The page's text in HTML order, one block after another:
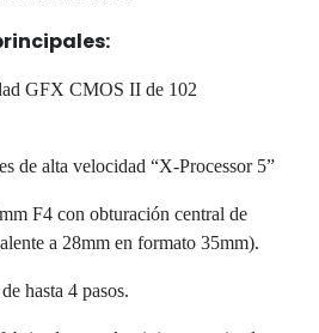
GFX CMOS II de 102
de alta velocidad “X-Processor 5”
F4 con obturación central de
a 28mm en formato 35mm).
hasta 4 pasos.